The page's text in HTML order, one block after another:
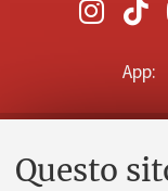
Questo
App: